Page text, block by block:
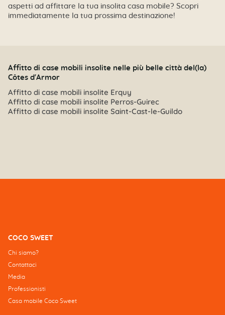
aspetti ad affittare la tua insolita casa mobile? Scopri
immediatamente la tua prossima destinazione!
Affitto di case mobili insolite nelle più belle città del(la)
Côtes d'Armor
Affitto di case mobili insolite Erquy
Affitto di case mobili insolite Perros-Guirec
Affitto di case mobili insolite Saint-Cast-le-Guildo
COCO SWEET
Chi siamo?
Contattaci
Media
Professionisti
Casa mobile Coco Sweet